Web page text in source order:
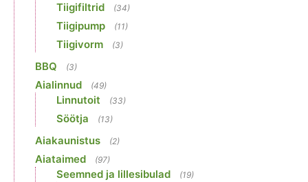
Tiigifiltrid (34)
Tiigipump (11)
Tiigivorm (3)
BBQ (3)
Aialinnud (49)
Linnutoit (33)
Söötja (13)
Aiakaunistus (2)
Aiataimed (97)
Seemned ja lillesibulad (19)